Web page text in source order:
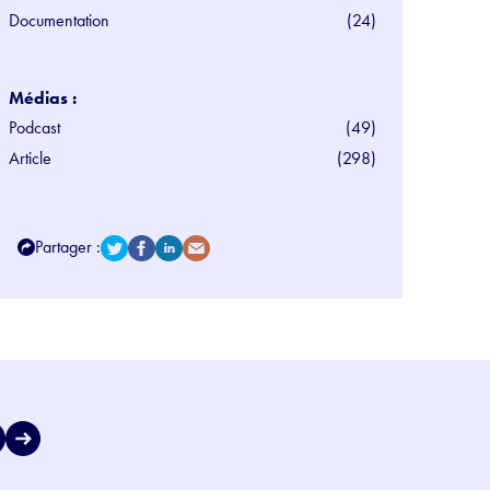
Documentation
(24)
Médias :
Podcast
(49)
Article
(298)
Partager :